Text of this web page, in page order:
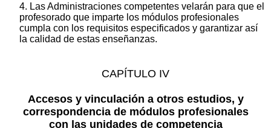
4. Las Administraciones competentes velarán para que el
profesorado que imparte los módulos profesionales
cumpla con los requisitos especificados y garantizar así
la calidad de estas enseñanzas.
CAPÍTULO IV
Accesos y vinculación a otros estudios, y
correspondencia de módulos profesionales
con las unidades de competencia